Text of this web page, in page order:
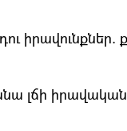
իրավունքներ.
լճի իրավական